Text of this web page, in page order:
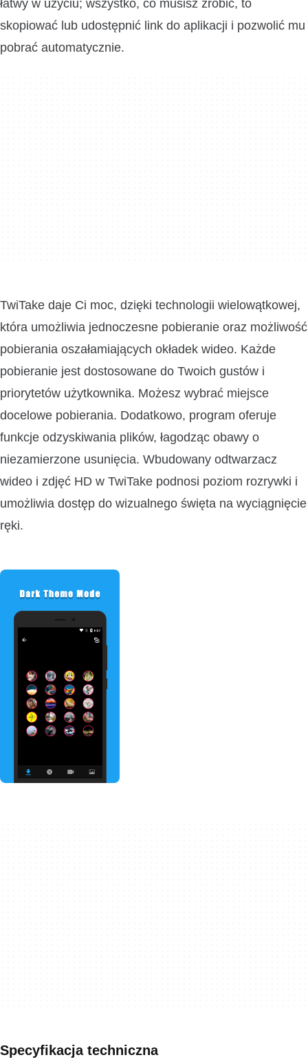
łatwy w użyciu; wszystko, co musisz zrobić, to
skopiować lub udostępnić link do aplikacji i pozwolić mu
pobrać automatycznie.
TwiTake daje Ci moc, dzięki technologii wielowątkowej,
która umożliwia jednoczesne pobieranie oraz możliwość
pobierania oszałamiających okładek wideo. Każde
pobieranie jest dostosowane do Twoich gustów i
priorytetów użytkownika. Możesz wybrać miejsce
docelowe pobierania. Dodatkowo, program oferuje
funkcje odzyskiwania plików, łagodząc obawy o
niezamierzone usunięcia. Wbudowany odtwarzacz
wideo i zdjęć HD w TwiTake podnosi poziom rozrywki i
umożliwia dostęp do wizualnego święta na wyciągnięcie
ręki.
Specyfikacja techniczna